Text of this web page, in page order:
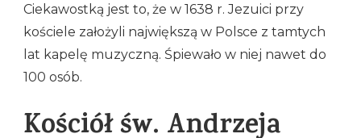
Ciekawostką jest to, że w 1638 r. Jezuici przy
kościele założyli największą w Polsce z tamtych
lat kapelę muzyczną. Śpiewało w niej nawet do
100 osób.
Kościół św. Andrzeja